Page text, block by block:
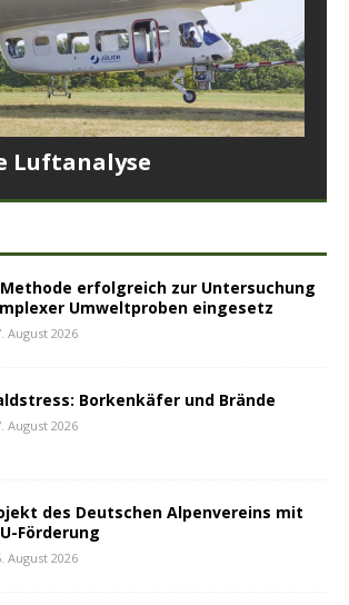
Luftanalyse
erfolgreich zur Untersuchung
Umweltproben eingesetz
August 2026
Borkenkäfer und Brände
August 2026
des Deutschen Alpenvereins mit
Förderung
August 2026